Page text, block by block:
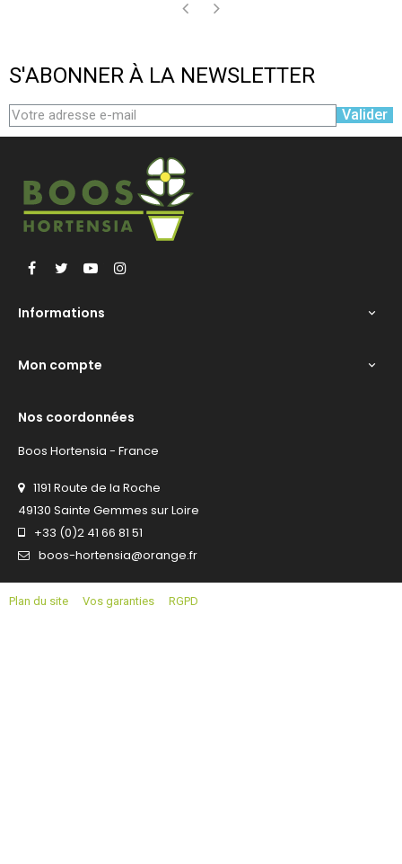
S'ABONNER À LA NEWSLETTER
Valider
Facebook
Twitter YouTube
Informations 
Mon compte 
Nos coordonnées
Boos Hortensia - France
1191 Route de la Roche
49130 Sainte Gemmes sur Loire
+33 (0)2 41 66 81 51
boos-hortensia@orange.fr
Plan du site Vos garanties RGPD